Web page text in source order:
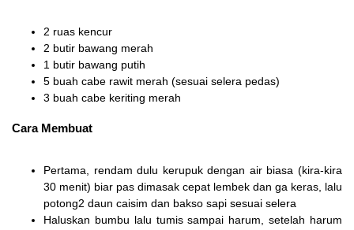
2 ruas kencur
2 butir bawang merah
1 butir bawang putih
5 buah cabe rawit merah (sesuai selera pedas)
3 buah cabe keriting merah
Cara Membuat
Pertama, rendam dulu kerupuk dengan air biasa (kira-kira
30 menit) biar pas dimasak cepat lembek dan ga keras, lalu
potong2 daun caisim dan bakso sapi sesuai selera
Haluskan bumbu lalu tumis sampai harum, setelah harum